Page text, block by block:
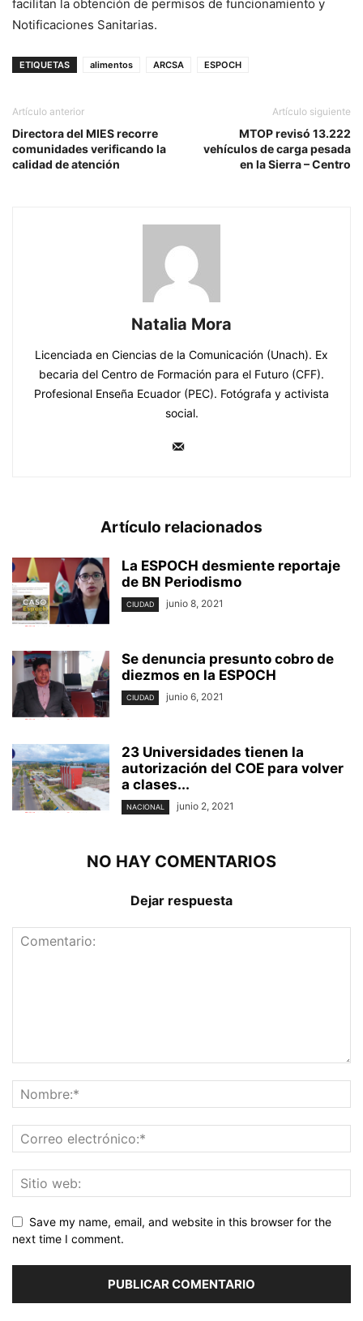
facilitan la obtención de permisos de funcionamiento y
Notificaciones Sanitarias.
ETIQUETAS alimentos ARCSA ESPOCH
Artículo anterior
Directora del MIES recorre
comunidades verificando la
calidad de atención
Artículo siguiente
MTOP revisó 13.222
vehículos de carga pesada
en la Sierra – Centro
Natalia Mora
Licenciada en Ciencias de la Comunicación (Unach). Ex
becaria del Centro de Formación para el Futuro (CFF).
Profesional Enseña Ecuador (PEC). Fotógrafa y activista
social.
Artículo relacionados
La ESPOCH desmiente reportaje
de BN Periodismo
CIUDAD junio 8, 2021
Se denuncia presunto cobro de
diezmos en la ESPOCH
CIUDAD junio 6, 2021
23 Universidades tienen la
autorización del COE para volver
a clases...
NACIONAL junio 2, 2021
NO HAY COMENTARIOS
Dejar respuesta
Save my name, email, and website in this browser for the
next time I comment.